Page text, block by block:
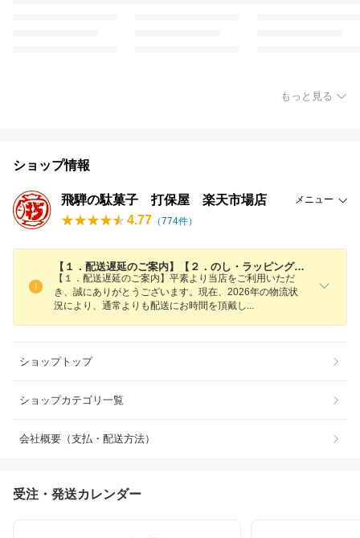
もっと見る
ショップ情報
飛騨の駄菓子 打保屋 楽天市場店 メニュー
4.77 （774件）
【１．配送遅延のご案内】【２．のし・ラッピング有料化のご案内】
【１．配送遅延のご案内】平素より当店をご利用いただ
き、誠にありがとうございます。現在、2026年の物流状
況により、通常よりも配送にお時間を頂戴し
ショップトップ
ショップカテゴリ一覧
会社概要（支払・配送方法）
受注・発送カレンダー